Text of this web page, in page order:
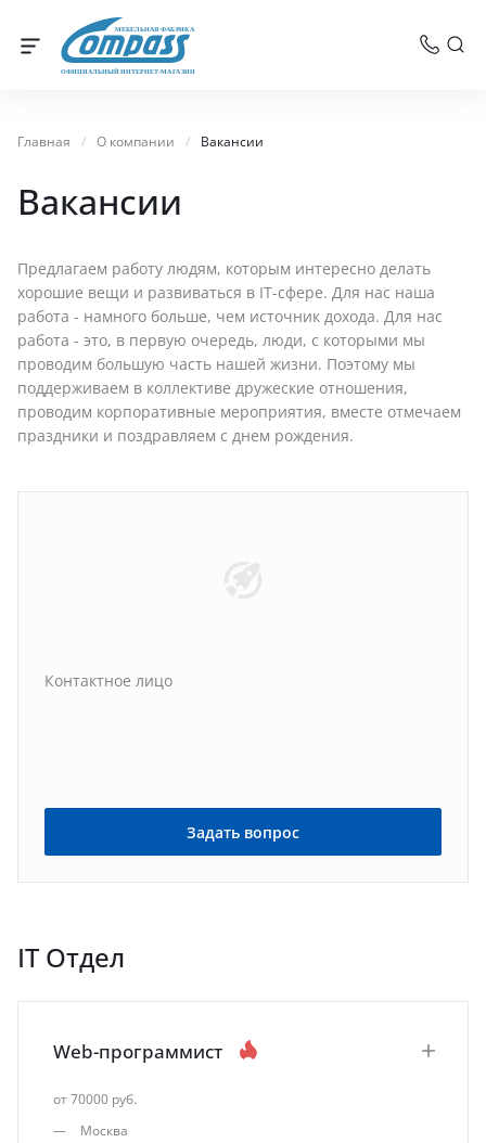
МЕБЕЛЬНАЯ ФАБРИКА
ОФИЦИАЛЬНЫЙ ИНТЕРНЕТ-МАГАЗИН
Главная / О компании / Вакансии
Вакансии
Предлагаем работу людям, которым интересно делать
хорошие вещи и развиваться в IT-сфере. Для нас наша
работа - намного больше, чем источник дохода. Для нас
работа - это, в первую очередь, люди, с которыми мы
проводим большую часть нашей жизни. Поэтому мы
поддерживаем в коллективе дружеские отношения,
проводим корпоративные мероприятия, вместе отмечаем
праздники и поздравляем с днем рождения.
Контактное лицо
Задать вопрос
IT Отдел
Web-программист
от 70000 руб.
Москва